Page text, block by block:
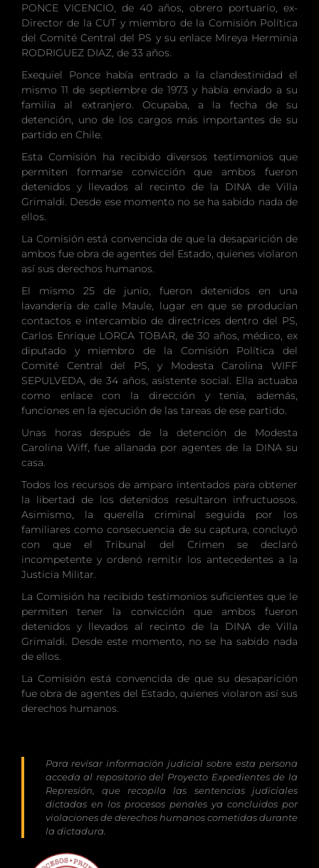
PONCE VICENCIO, de 40 años, obrero portuario, ex-
Director de la CUT y miembro de la Comisión Política
del Comité Central del PS y su enlace Mireya Herminia
RODRIGUEZ DIAZ, de 33 años.
Exequiel Ponce había entrado a la clandestinidad el
mismo 11 de septiembre de 1973 y había enviado a su
familia al extranjero. Ocupaba, a la fecha de su
detención, uno de los cargos más importantes de su
partido en Chile.
Esta Comisión ha recibido diversos testimonios que
permiten formarse convicción que ambos fueron
detenidos y llevados al recinto de la DINA de Villa
Grimaldi. Desde ese momento no se ha sabido nada de
ellos.
La Comisión está convencida de que la desaparición de
ambos fue obra de agentes del Estado, quienes violaron
así sus derechos humanos.
El mismo 25 de junio, fueron detenidos en una
lavandería de calle Maule, lugar en que se producían
contactos e intercambio de directrices dentro del PS,
Carlos Enrique LORCA TOBAR, de 30 años, médico, ex
diputado y miembro de la Comisión Política del
Comité Central del PS, y Modesta Carolina WIFF
SEPULVEDA, de 34 años, asistente social. Ella actuaba
como enlace con la dirección y tenía, además,
funciones en la ejecución de las tareas de ese partido.
Unas horas después de la detención de Modesta
Carolina Wiff, fue allanada por agentes de la DINA su
casa.
Todos los recursos de amparo intentados para obtener
la libertad de los detenidos resultaron infructuosos.
Asimismo, la querella criminal seguida por los
familiares como consecuencia de su captura, concluyó
con que el Tribunal del Crimen se declaró
incompetente y ordenó remitir los antecedentes a la
Justicia Militar.
La Comisión ha recibido testimonios suficientes que le
permiten tener la convicción que ambos fueron
detenidos y llevados al recinto de la DINA de Villa
Grimaldi. Desde este momento, no se ha sabido nada
de ellos.
La Comisión está convencida de que su desaparición
fue obra de agentes del Estado, quienes violaron así sus
derechos humanos.
Para revisar información judicial sobre esta persona
acceda al repositorio del Proyecto Expedientes de la
Represión, que recopila las sentencias judiciales
dictadas en los procesos penales ya concluidos por
violaciones de derechos humanos cometidas durante
la dictadura.